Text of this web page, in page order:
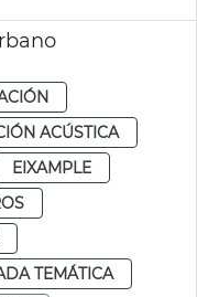
ACÚSTICA
EIXAMPLE
TEMÁTICA